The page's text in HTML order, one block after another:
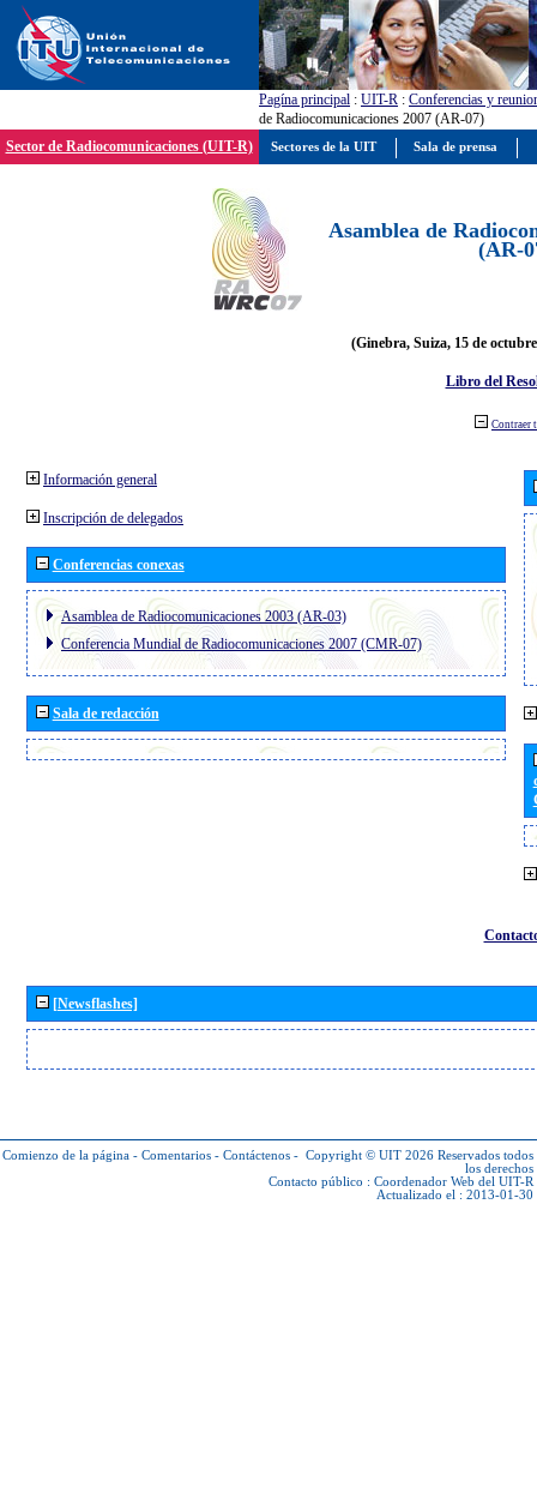
Pagína principal : UIT-R : Conferencias y
de Radiocomunicaciones 2007 (AR-07)
Sector de Radiocomunicaciones (UIT-R)
Asamblea de
(AR-
(Ginebra, Suiza, 15 de
Libro del
Contraer
Información general
Inscripción de delegados
Conferencias conexas
Asamblea de Radiocomunicaciones 2003 (AR-03)
Conferencia Mundial de Radiocomunicaciones 2007 (CMR-07)
Sala de redacción
[Newsflashes]
Comienzo de la página - Comentarios - Contáctenos - Copyright © UIT 2026 Reservados todos
los derechos
Contacto público : Coordenador Web del UIT-R
Actualizado el : 2013-01-30
Sectores de la UIT Sala de prensa